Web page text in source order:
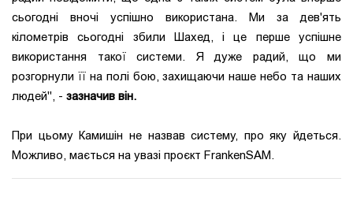
сьогодні вночі успішно використана. Ми за дев'ять
кілометрів сьогодні збили Шахед, і це перше успішне
використання такої системи. Я дуже радий, що ми
розгорнули її на полі бою, захищаючи наше небо та наших
людей", - зазначив він.
При цьому Камишін не назвав систему, про яку йдеться.
Можливо, мається на увазі проєкт FrankenSAM.